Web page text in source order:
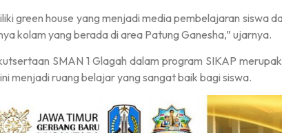
green house yang menjadi media pembelajaran
kolam yang berada di area Patung Ganesha,” ujarnya.
SMAN 1 Glagah dalam program SIKAP
menjadi ruang belajar yang sangat baik bagi siswa.